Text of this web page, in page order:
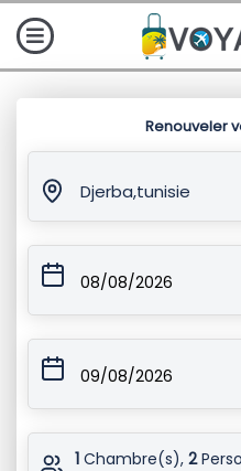
Renouveler
Djerba,tunisie
08/08/2026
09/08/2026
1 Chambre(s),2